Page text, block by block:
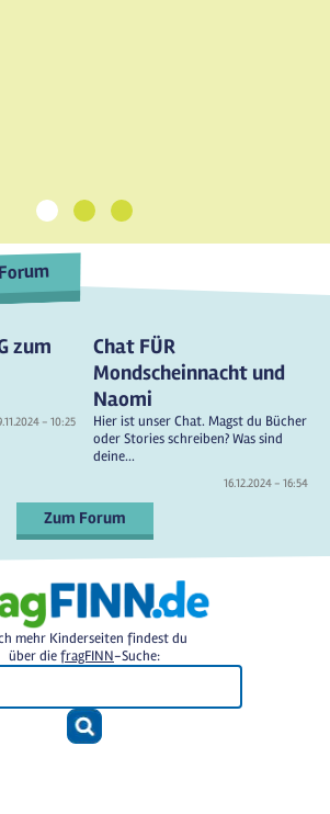
1 2 3
zum
- 10:25
Chat FÜR
Mondscheinnacht und
Naomi
Hier ist unser Chat. Magst du Bücher
oder Stories schreiben? Was sind
deine...
16.12.2024 - 16:54
Zum Forum
mehr Kinderseiten findest du
über diefragFINN-Suche: